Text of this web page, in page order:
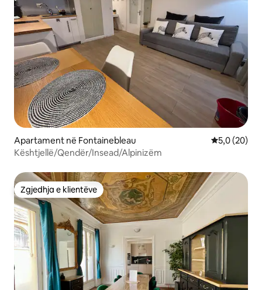
Apartament në Fontainebleau Vlerësimi
5,0 (20)
Kështjellë/Qendër/Insead/Alpinizëm
Zgjedhja e klientëve
Zgjedhja e klientëve